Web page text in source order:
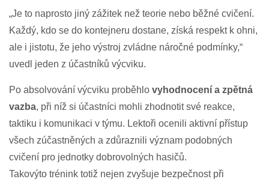
„Je to naprosto jiný zážitek než teorie nebo běžné cvičení.
Každý, kdo se do kontejneru dostane, získá respekt k ohni,
ale i jistotu, že jeho výstroj zvládne náročné podmínky,“
uvedl jeden z účastníků výcviku.
Po absolvování výcviku proběhlo vyhodnocení a zpětná
vazba, při níž si účastníci mohli zhodnotit své reakce,
taktiku i komunikaci v týmu. Lektoři ocenili aktivní přístup
všech zúčastněných a zdůraznili význam podobných
cvičení pro jednotky dobrovolných hasičů.
Takovýto trénink totiž nejen zvyšuje bezpečnost při